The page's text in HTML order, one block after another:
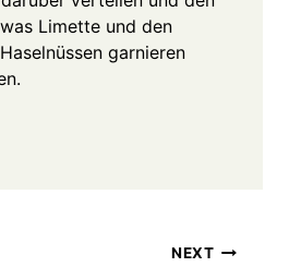
Limette und den
garnieren
NEXT